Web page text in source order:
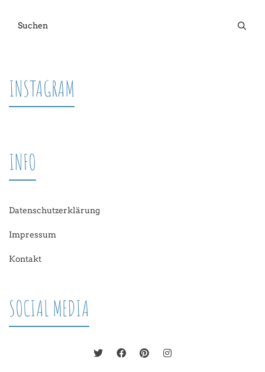
INSTAGRAM
INFO
Datenschutzerklärung
Impressum
Kontakt
SOCIAL MEDIA